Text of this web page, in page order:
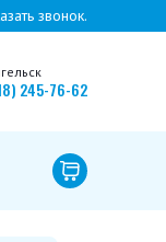
звонок.
245-76-62